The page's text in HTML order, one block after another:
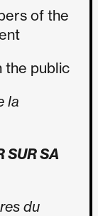
of the
the public
la
SUR SA
du